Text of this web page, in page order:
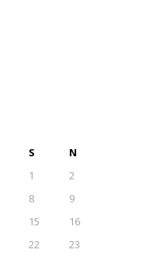
S
N
1
2
8
9
15
16
22
23